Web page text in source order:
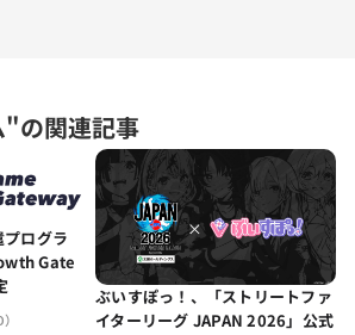
の関連記事
ログラ
Gate
ぶいすぽっ！、「ストリートファ
イターリーグ JAPAN 2026」公式